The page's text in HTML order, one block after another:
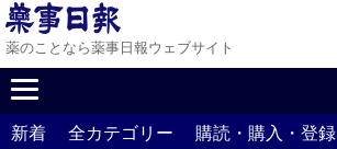
薬のことなら薬事日報ウェブサイト
新着 全カテゴリー 購読・購入・登録